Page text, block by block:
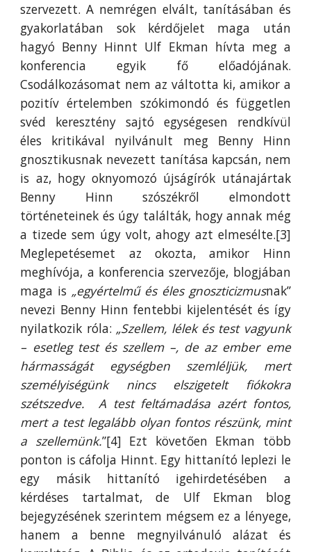
szervezett. A nemrégen elvált, tanításában és
gyakorlatában sok kérdőjelet maga után
hagyó Benny Hinnt Ulf Ekman hívta meg a
konferencia egyik fő előadójának.
Csodálkozásomat nem az váltotta ki, amikor a
pozitív értelemben szókimondó és független
svéd keresztény sajtó egységesen rendkívül
éles kritikával nyilvánult meg Benny Hinn
gnosztikusnak nevezett tanítása kapcsán, nem
is az, hogy oknyomozó újságírók utánajártak
Benny Hinn szószékről elmondott
történeteinek és úgy találták, hogy annak még
a tizede sem úgy volt, ahogy azt elmesélte.[3]
Meglepetésemet az okozta, amikor Hinn
meghívója, a konferencia szervezője, blogjában
maga is „egyértelmű és éles gnoszticizmusnak”
nevezi Benny Hinn fentebbi kijelentését és így
nyilatkozik róla: „Szellem, lélek és test vagyunk
– esetleg test és szellem –, de az ember eme
hármasságát egységben szemléljük, mert
személyiségünk nincs elszigetelt fiókokra
szétszedve. A test feltámadása azért fontos,
mert a test legalább olyan fontos részünk, mint
a szellemünk.”[4] Ezt követően Ekman több
ponton is cáfolja Hinnt. Egy hittanító leplezi le
egy másik hittanító igehirdetésében a
kérdéses tartalmat, de Ulf Ekman blog
bejegyzésének szerintem mégsem ez a lényege,
hanem a benne megnyilvánuló alázat és